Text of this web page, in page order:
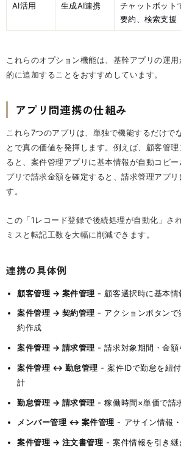
AI活用 生成AI連携
チャットボット
要約、検索支援
これらのオプション機能は、基幹アプリの運
的に追加することをおすすめしています。
アプリ間連携の仕組み
これら7つのアプリは、単独で機能するだけで
とで真の価値を発揮します。例えば、顧客管
ると、案件管理アプリに基本情報が自動コピ
プリで請求金額を確定すると、請求管理アプリ
す。
この「1レコード登録で後続処理が自動化」さ
ミスと転記工数を大幅に削減できます。
連携の具体例
顧客管理 → 案件管理 - 顧客選択時に基本情
案件管理 → 契約管理 - アクションボタン
約作成
案件管理 → 請求管理 - 請求対象期間・金額
案件管理 ↔ 勤怠管理 - 案件IDで勤怠を紐
計
勤怠管理 → 請求管理 - 稼働時間×単価で請
メンバー管理 ↔ 案件管理 - アサイン情報
案件管理 → 注文書管理 - 案件情報を引き継